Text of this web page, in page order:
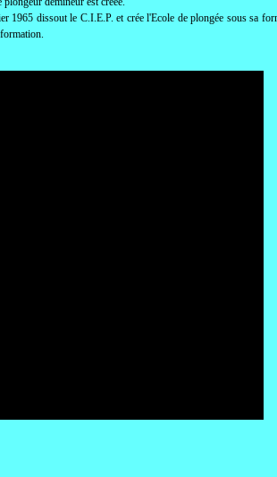
1965 dissout le C.I.E.P. et crée l'Ecole de plongée sous sa